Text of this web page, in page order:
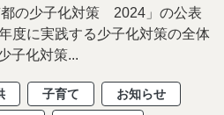
の少子化対策 2024」の公表
度に実践する少子化対策の全体
子化対策...
子育て
お知らせ